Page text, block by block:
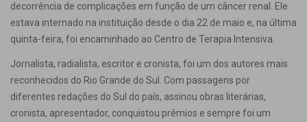
decorrência de complicações em função de um câncer renal. Ele
estava internado na instituição desde o dia 22 de maio e, na última
quinta-feira, foi encaminhado ao Centro de Terapia Intensiva.
Jornalista, radialista, escritor e cronista, foi um dos autores mais
reconhecidos do Rio Grande do Sul. Com passagens por
diferentes redações do Sul do país, assinou obras literárias,
cronista, apresentador, conquistou prêmios e sempre foi um